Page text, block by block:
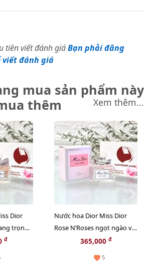
tiên viết đánh giáBạn phải đăng
viết đánh giá
mua sản phẩm này
thêm
Xem thêm...
Dior
trọng
5ml
đ
Nước hoa Dior Miss Dior
Rose N’Roses ngọt ngào và
hiện đại - EDT, 5ml
365,000 đ
5